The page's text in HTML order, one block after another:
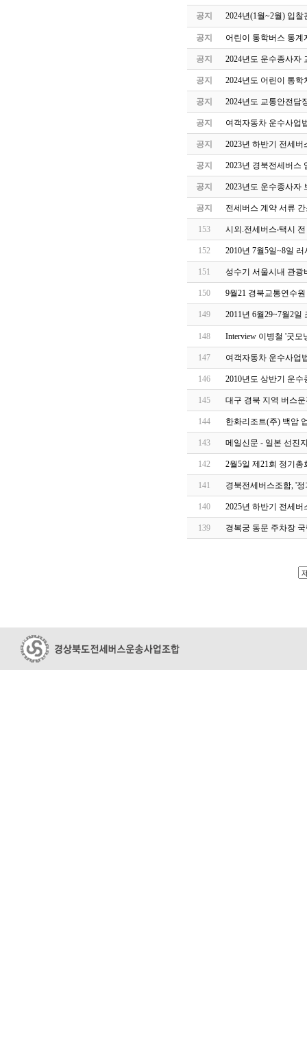
공지 2024년(1월~2월) 입
공지 어린이 통학버스 통계
공지 2024년도 운수종사자
공지 2024년도 어린이 통
공지 2024년도 교통안전담
공지 여객자동차 운수사업
공지 2023년 하반기 전세
공지 2023년 경북전세버스
공지 2023년도 운수종사자
공지 전세버스 계약 서류
153 시외.전세버스‧택시
152 2010년 7월5일~8일
151 성수기 서울시내 관광
150 9월21 경북교통연수
149 2011년 6월29~7월2일
148 Interview 이병철 '굿모
147 여객자동차 운수사업
146 2010년도 상반기 운
145 대구 경북 지역 버스
144 한화리조트(주) 백암
143 메일신문 - 일본 선진
142 2월5일 제21회 정기총
141 경북전세버스조합, '
140 2025년 하반기 전세
139 경복궁 동문 주차장